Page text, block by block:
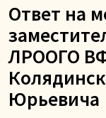
Ответ на
ЛРООГО
Юрьевича